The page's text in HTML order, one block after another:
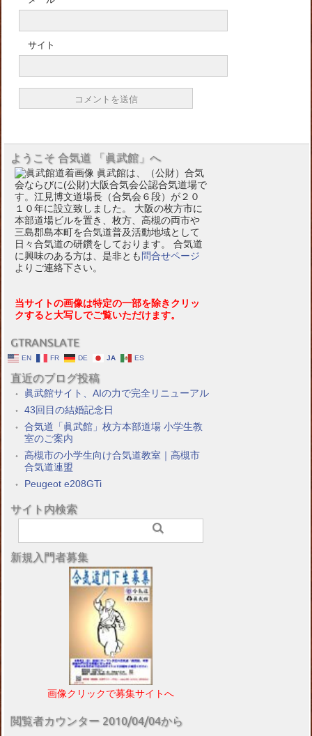
サイト
ようこそ 合気道 「眞武館」へ
眞武館は、（公財）合気
会ならびに(公財)大阪合気会公認合気道場で
す。江見博文道場長（合気会６段）が２０
１０年に設立致しました。 大阪の枚方市に
本部道場ビルを置き、枚方、高槻の両市や
三島郡島本町を合気道普及活動地域として
日々合気道の研鑽をしております。 合気道
に興味のある方は、是非とも 問合せページ
よりご連絡下さい。
当サイトの画像は特定の一部を除きクリッ
クすると大写しでご覧いただけます。
GTRANSLATE
EN FR DE JA ES
直近のブログ投稿
眞武館サイト、AIの力で完全リニューアル
43回目の結婚記念日
合気道「眞武館」枚方本部道場 小学生教
室のご案内
高槻市の小学生向け合気道教室｜高槻市
合気道連盟
Peugeot e208GTi
サイト内検索
新規入門者募集
画像クリックで募集サイトへ
閲覧者カウンター 2010/04/04から